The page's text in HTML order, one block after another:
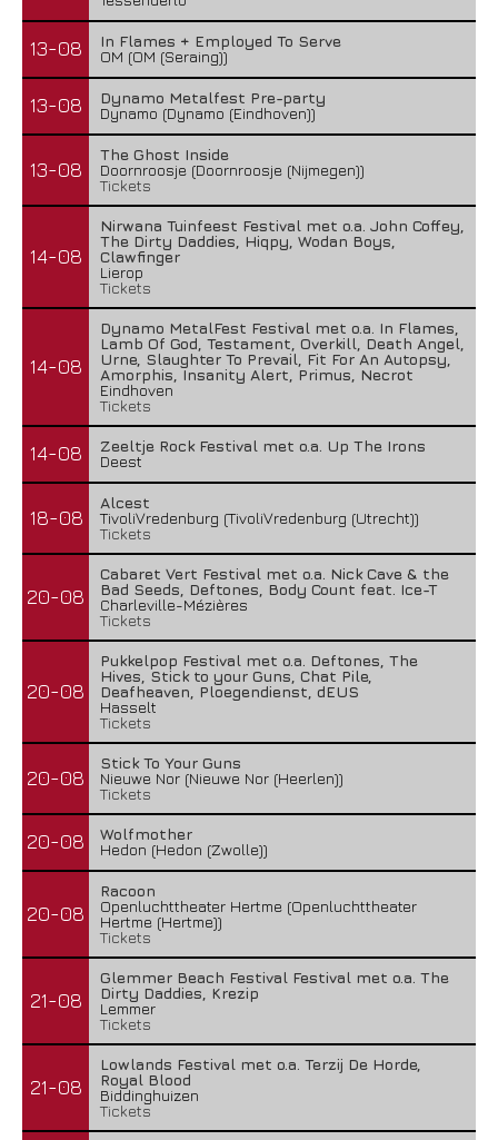
13-08
In Flames + Employed To Serve
OM (OM (Seraing))
13-08
Dynamo Metalfest Pre-party
Dynamo (Dynamo (Eindhoven))
13-08
The Ghost Inside
Doornroosje (Doornroosje (Nijmegen))
Tickets
14-08
Nirwana Tuinfeest Festival met o.a. John Coffey,
The Dirty Daddies, Hiqpy, Wodan Boys,
Clawfinger
Lierop
Tickets
14-08
Dynamo MetalFest Festival met o.a. In Flames,
Lamb Of God, Testament, Overkill, Death Angel,
Urne, Slaughter To Prevail, Fit For An Autopsy,
Amorphis, Insanity Alert, Primus, Necrot
Eindhoven
Tickets
14-08
Zeeltje Rock Festival met o.a. Up The Irons
Deest
18-08
Alcest
TivoliVredenburg (TivoliVredenburg (Utrecht))
Tickets
20-08
Cabaret Vert Festival met o.a. Nick Cave & the
Bad Seeds, Deftones, Body Count feat. Ice-T
Charleville-Mézières
Tickets
20-08
Pukkelpop Festival met o.a. Deftones, The
Hives, Stick to your Guns, Chat Pile,
Deafheaven, Ploegendienst, dEUS
Hasselt
Tickets
20-08
Stick To Your Guns
Nieuwe Nor (Nieuwe Nor (Heerlen))
Tickets
20-08
Wolfmother
Hedon (Hedon (Zwolle))
20-08
Racoon
Openluchttheater Hertme (Openluchttheater
Hertme (Hertme))
Tickets
21-08
Glemmer Beach Festival Festival met o.a. The
Dirty Daddies, Krezip
Lemmer
Tickets
21-08
Lowlands Festival met o.a. Terzij De Horde,
Royal Blood
Biddinghuizen
Tickets